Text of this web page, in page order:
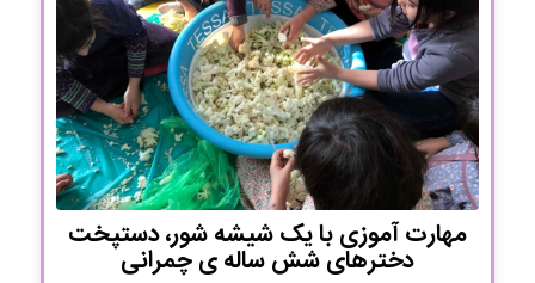
مهارت آموزی با یک شیشه شور، دستپخت
دخترهای شش ساله ی چمرانی